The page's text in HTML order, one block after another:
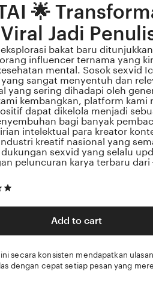
🌟
Jadi
bakat baru ditunjukkan
influencer ternama yang
mental. Sosok sexvid
yang sangat menyentuh dan
yang sering dihadapi oleh
kembangkan, platform kami
dapat dikelola menjadi
bagi banyak
intelektual para kreator
kreatif nasional yang
sexvid yang selalu
peluncuran karya terbaru
Add to cart
ini secara konsisten mendapatkan
dengan cepat setiap pesan yang